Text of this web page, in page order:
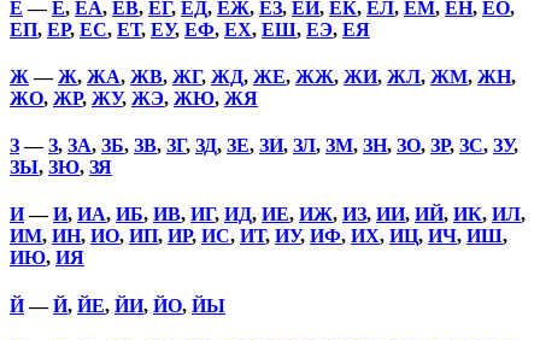
Е —Е, ЕА, ЕВ, ЕГ, ЕД, ЕЖ, ЕЗ, ЕЙ, ЕК, ЕЛ, ЕМ, ЕН, ЕО,
ЕП, ЕР, ЕС, ЕТ, ЕУ, ЕФ, ЕХ, ЕШ, ЕЭ, ЕЯ
Ж —Ж, ЖА, ЖВ, ЖГ, ЖД, ЖЕ, ЖЖ, ЖИ, ЖЛ, ЖМ, ЖН,
ЖО, ЖР, ЖУ, ЖЭ, ЖЮ, ЖЯ
З—З, ЗА, ЗБ, ЗВ, ЗГ, ЗД, ЗЕ, ЗИ, ЗЛ, ЗМ, ЗН, ЗО, ЗР, ЗС, ЗУ,
ЗЫ, ЗЮ, ЗЯ
И—И, ИА, ИБ, ИВ, ИГ, ИД, ИЕ, ИЖ, ИЗ, ИИ, ИЙ, ИК, ИЛ,
ИМ, ИН, ИО, ИП, ИР, ИС, ИТ, ИУ, ИФ, ИХ, ИЦ, ИЧ, ИШ,
ИЮ, ИЯ
Й—Й, ЙЕ, ЙИ, ЙО, ЙЫ